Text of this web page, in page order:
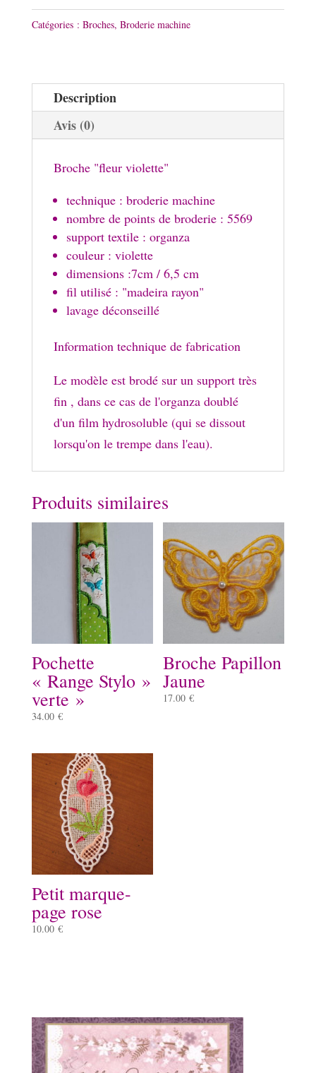
fleur
violette
Catégories : Broches, Broderie machine
Description
Avis (0)
Broche "fleur violette"
technique : broderie machine
nombre de points de broderie : 5569
support textile : organza
couleur : violette
dimensions :7cm / 6,5 cm
fil utilisé : "madeira rayon"
lavage déconseillé
Information technique de fabrication
Le modèle est brodé sur un support très
fin , dans ce cas de l'organza doublé
d'un film hydrosoluble (qui se dissout
lorsqu'on le trempe dans l'eau).
Produits similaires
Pochette
« Range Stylo »
verte »
34.00 €
Broche Papillon
Jaune
17.00€
Petit marque-
page rose
10.00 €